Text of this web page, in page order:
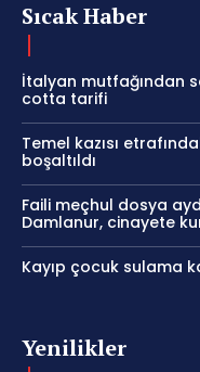
Sıcak Haber
İtalyan mutfağından
cotta tarifi
Temel kazısı
boşaltıldı
Faili meçhul dosya
Damlanur, cinayete
Kayıp çocuk sulama
Yenilikler